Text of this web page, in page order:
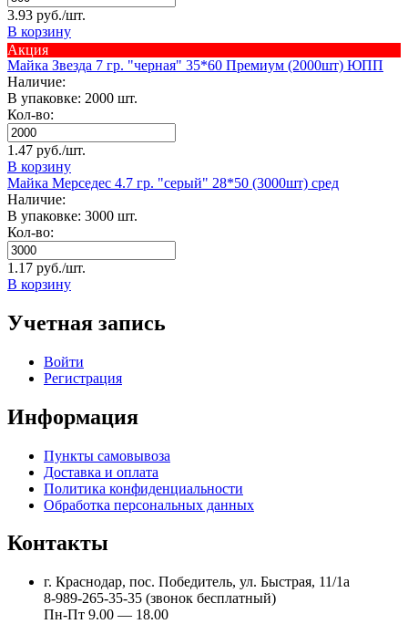
3.93 руб./шт.
В корзину
Акция
Майка Звезда 7 гр. "черная" 35*60 Премиум (2000шт) ЮПП
Наличие:
В упаковке: 2000 шт.
Кол-во:
1.47 руб./шт.
В корзину
Майка Мерседес 4.7 гр. "серый" 28*50 (3000шт) сред
Наличие:
В упаковке: 3000 шт.
Кол-во:
1.17 руб./шт.
В корзину
Учетная запись
Войти
Регистрация
Информация
Пункты самовывоза
Доставка и оплата
Политика конфиденциальности
Обработка персональных данных
Контакты
г. Краснодар, пос. Победитель, ул. Быстрая, 11/1а
8-989-265-35-35 (звонок бесплатный)
Пн-Пт 9.00 — 18.00